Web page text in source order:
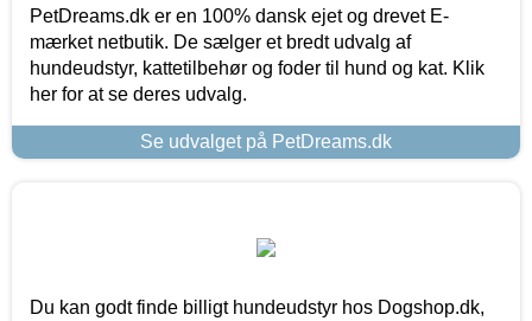
PetDreams.dk er en 100% dansk ejet og drevet E-
mærket netbutik. De sælger et bredt udvalg af
hundeudstyr, kattetilbehør og foder til hund og kat. Klik
her for at se deres udvalg.
Se udvalget på PetDreams.dk
Du kan godt finde billigt hundeudstyr hos Dogshop.dk,